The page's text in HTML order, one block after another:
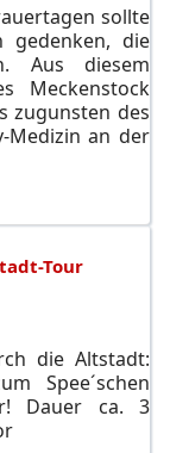
sollte
gedenken, die
Aus diesem
Meckenstock
zugunsten des
Medizin an der
Tour
die Altstadt:
Spee´schen
Dauer ca. 3